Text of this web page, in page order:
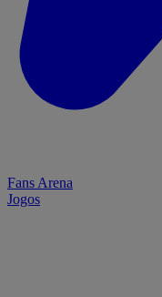
Fans Arena
Jogos